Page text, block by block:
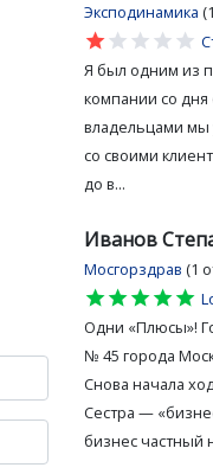
Эксподинамика
star
star
star
star
star
Я был одним из
компании со дня
владельцами мы
со своими
до в...
Иванов
Мосгорздрав (1
star
star
star
star
star
Одни «Плюсы»!
№ 45 города
Снова начала
Сестра —
бизнес частный